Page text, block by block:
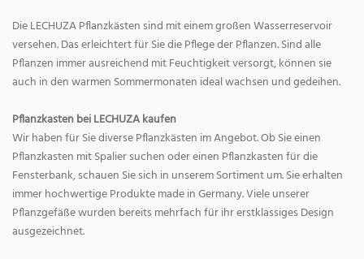
Die LECHUZA Pflanzkästen sind mit einem großen Wasserreservoir
versehen. Das erleichtert für Sie die Pflege der Pflanzen. Sind alle
Pflanzen immer ausreichend mit Feuchtigkeit versorgt, können sie
auch in den warmen Sommermonaten ideal wachsen und gedeihen.
Pflanzkasten bei LECHUZA kaufen
Wir haben für Sie diverse Pflanzkästen im Angebot. Ob Sie einen
Pflanzkasten mit Spalier suchen oder einen Pflanzkasten für die
Fensterbank, schauen Sie sich in unserem Sortiment um. Sie erhalten
immer hochwertige Produkte made in Germany. Viele unserer
Pflanzgefäße wurden bereits mehrfach für ihr erstklassiges Design
ausgezeichnet.